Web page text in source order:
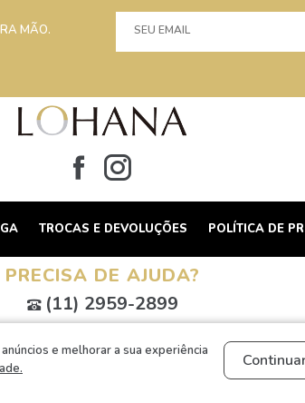
MÃO.
TROCAS E DEVOLUÇÕES POLÍTICA DE
PRECISA DE AJUDA?
(11) 2959-2899
E ACESSORIOS - CNPJ: 10.846.963/0001-64 / SÃO
e melhorar a sua experiência